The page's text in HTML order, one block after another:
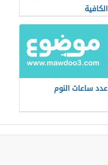
الكافية
عدد ساعات النوم